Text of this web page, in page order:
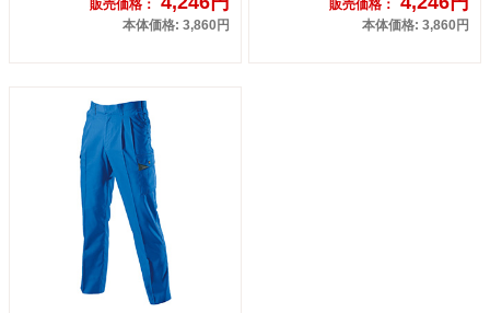
販売価格：
本体価格: 3,860円
販売価格：
本体価格: 3,860円